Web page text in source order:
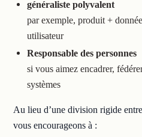
généraliste polyvalent
par exemple, produit +
utilisateur
Responsable des personnes
si vous aimez encadrer,
systèmes
Au lieu d’une division rigide
vous encourageons à :